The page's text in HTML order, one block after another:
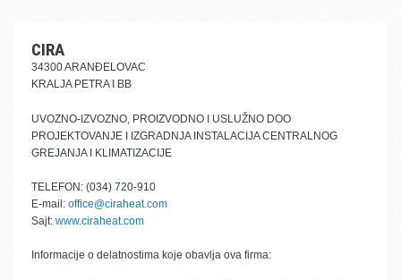
CIRA
34300 ARANĐELOVAC
KRALJA PETRA I BB
UVOZNO-IZVOZNO, PROIZVODNO I USLUŽNO DOO
PROJEKTOVANJE I IZGRADNJA INSTALACIJA CENTRALNOG
GREJANJA I KLIMATIZACIJE
TELEFON: (034) 720-910
E-mail: office@ciraheat.com
Sajt: www.ciraheat.com
Informacije o delatnostima koje obavlja ova firma: